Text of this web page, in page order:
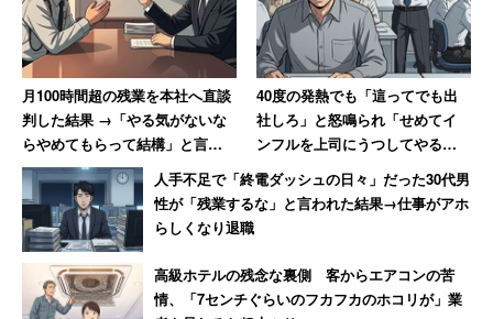
く、人や物を傷つけることなく上手に「叱る」手法が提唱
されています。
同書には、日本アンガーマネジメント協会が行った2016
年の調査が紹介されています。怒った側（上司や先輩）
は、業務への影響は「どのような状態にもならなかった」
が58.7％と半数以上であるのに対し、怒られた側は「モチ
ベーションが低下した」40.6％、「相手を避けるようにな
った」25.7％、「精神的に不安定になった」23.2％と、悪
影響が出ています。
月100時間超の残業を本社へ直談
判した結果 →「やる気がないな
らやめてもらって結構」と言わ
れた男性
40度の発熱でも「這ってでも出
社しろ」と怒鳴られ「せめてイ
ンフルを上司にうつしてやる」
は「潰された」【後編】
人手不足で「終電ダッシュの日々」だった30代男
性が「残業するな」と言われた結果→仕事がアホ
らしくなり退職
高級ホテルの残念な裏側 客からエアコンの苦
情、「7センチぐらいのフカフカのホコリが」業